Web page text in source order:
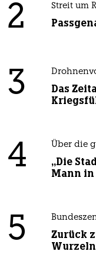
2 Streit um
3
Das
4 Über die
„Die
Mann in
5
Zurück
Wurzeln